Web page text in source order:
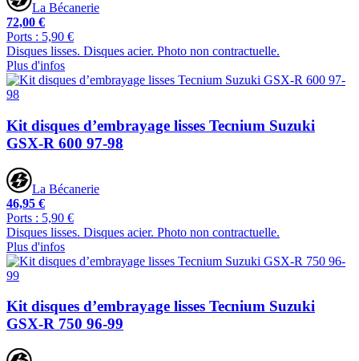
La Bécanerie
72,00 €
Ports : 5,90 €
Disques lisses. Disques acier. Photo non contractuelle.
Plus d'infos
Kit disques d’embrayage lisses Tecnium Suzuki
GSX-R 600 97-98
La Bécanerie
46,95 €
Ports : 5,90 €
Disques lisses. Disques acier. Photo non contractuelle.
Plus d'infos
Kit disques d’embrayage lisses Tecnium Suzuki
GSX-R 750 96-99